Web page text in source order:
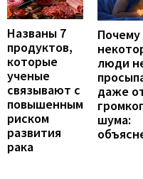
Названы 7
продуктов,
которые
ученые
связывают с
повышенным
риском
развития
рака
Почему
люди
даже
шума: